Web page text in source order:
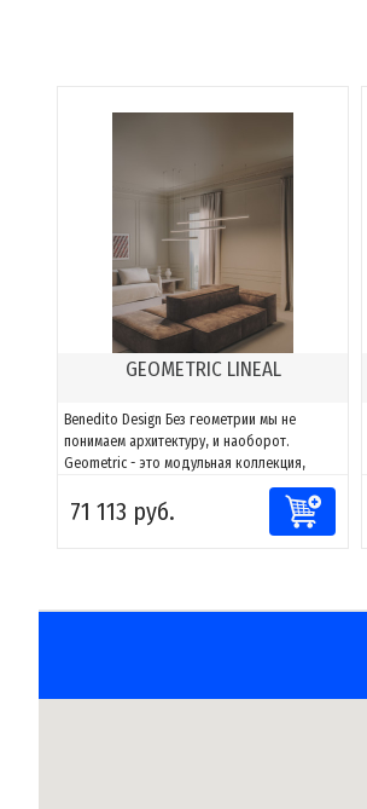
GEOMETRIC LINEAL
Benedito Design Без геометрии мы не
понимаем архитектуру, и наоборот.
Geometric - это модульная коллекция,
способная адаптировать свет к любому
пространству. Благодаря сочетаниям
компонентов можно создавать фигуры и
71 113 руб.